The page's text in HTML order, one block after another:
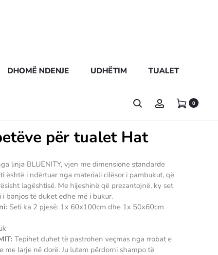
DHOMË NDENJE UDHËTIM TUALET
0
për tualet Hat
linja BLUENITY, vjen me dimensione standarde
është i ndërtuar nga materiali cilësor i pambukut, që
lagështisë. Me hijeshinë që prezantojnë, ky set
banjos të duket edhe më i bukur.
Seti ka 2 pjesë: 1x 60x100cm dhe 1x 50x60cm
Tepihet duhet të pastrohen veçmas nga rrobat e
me larje në dorë. Ju lutem përdorni shampo të